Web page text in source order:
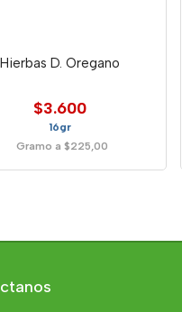
Hierbas D. Oregano
$3.600
16gr
Gramo a $225,00